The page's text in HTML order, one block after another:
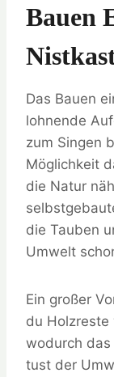
Bauen
Das Bauen
lohnende
zum Singen
Möglichkeit
die Natur
die Tauben
Umwelt
Ein großer
du
wodurch
tust der